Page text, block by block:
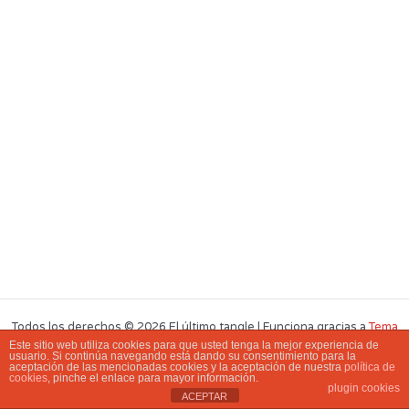
Todos los derechos © 2026 El último tangle | Funciona gracias aTema
Astra para WordPress
Este sitio web utiliza cookies para que usted tenga la mejor experiencia de
usuario. Si continúa navegando está dando su consentimiento para la
aceptación de las mencionadas cookies y la aceptación de nuestra política de
cookies, pinche el enlace para mayor información.
plugin cookies
ACEPTAR